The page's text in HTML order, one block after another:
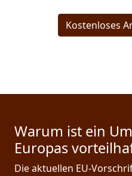
Kostenloses
Warum ist ein
Europas
Die aktuellen EU-